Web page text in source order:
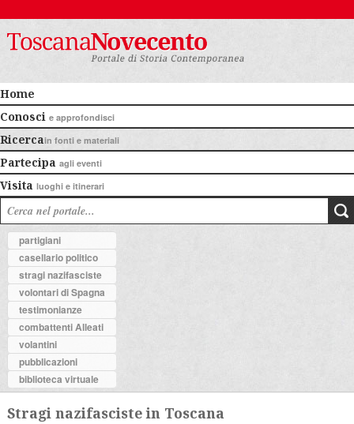
Home
Conosci e approfondisci
Ricercain fonti e materiali
Partecipa agli eventi
Visita luoghi e itinerari
partigiani
casellario politico
stragi nazifasciste
volontari di Spagna
testimonianze
combattenti Alleati
volantini
pubblicazioni
biblioteca virtuale
Stragi nazifasciste in Toscana